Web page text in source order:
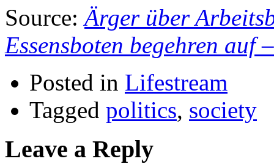
Source:Ärger über
Essensboten begehren auf
Posted in Lifestream
Tagged politics, society
Leave a Reply